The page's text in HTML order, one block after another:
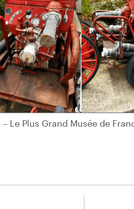
Plus Grand Musée de
Le Plus Grand Musée de